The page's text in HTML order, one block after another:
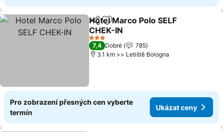
SdíletPřidat na seznam oblíbených
Hotel Marco Polo SELF
CHEK-IN
Ukázat ceny
3 Počet hvězdiček
7,4 Dobré
785
3.1 km >> Letiště Bologna
Pro zobrazení přesných cen vyberte
termín
Ukázat ceny